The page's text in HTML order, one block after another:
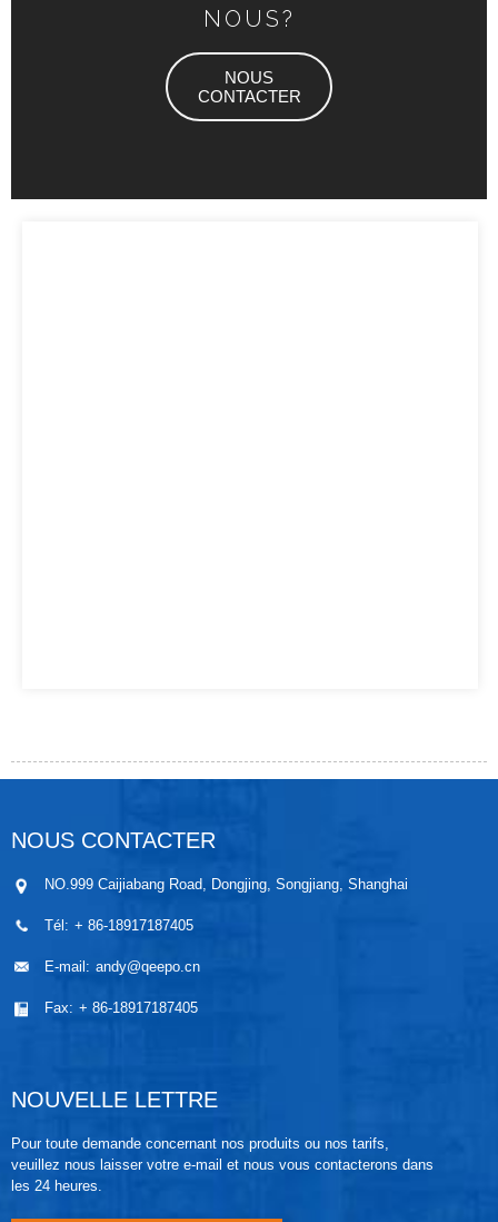
NOUS?
NOUS
CONTACTER
NOUS CONTACTER
NO.999 Caijiabang Road, Dongjing, Songjiang, Shanghai
Tél: + 86-18917187405
E-mail: andy@qeepo.cn
Fax: + 86-18917187405
NOUVELLE LETTRE
Pour toute demande concernant nos produits ou nos tarifs,
veuillez nous laisser votre e-mail et nous vous contacterons dans
les 24 heures.